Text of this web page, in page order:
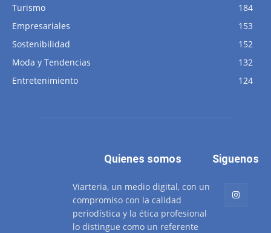
Turismo
184
Empresariales
153
Sostenibilidad
152
Moda y Tendencias
132
Entretenimiento
124
Quienes somos
Viarteria, un medio digital, con un
compromiso con la calidad
periodística y la ética profesional
lo distingue como un referente
Siguenos